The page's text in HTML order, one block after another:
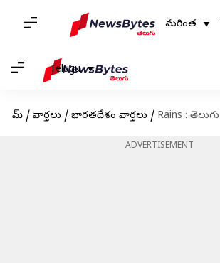
మరింత
Telugu
హోమ్ / వార్తలు / భారతదేశం వార్తలు / Rains : తెలుగు రాష్ట్రాలకు
ADVERTISEMENT